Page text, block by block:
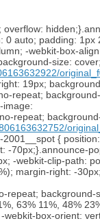
auto; padding:
-webkit-box-
size:
19px;
repeat;
image:
repeat;
{
70px;}.announce-
webkit-clip-path:
margin-right: -
{ width: 174px; height: 90px; top: 21px; left: -55px; -webkit-clip-path: polygon(0% 0%, 19% 0%, 41% 59%, 45% 34%, 62% 100%, 100% 100%, 100% 0%); clip-path: polygon(0% 0%, 19% 0%, 41% 59%, 45% 34%, 62% 100%, 100% 100%, 100% 0%); } .announce-pop-2001._sticked .announce-pop-2001__spot._sinusoid { display: none; } .announce-pop-2001._sticked .announce-pop-2001__spot._sticky-center { display: block; width: 501px; height: 170px; left: -67px; bottom: 11px; } .announce-pop-2001._sticked .announce-pop-2001__spot._center { display: none; } .announce-pop-2001._sticked .announce-pop-2001__spot._right { bottom: 18px; right: -83px; } .announce-pop-2001._sticked .announce-pop-2001__spot._left { bottom: 2px; left: -55px; } .announce-pop-2001._sticked .announce-pop-2001__link { position: static; margin: 0; padding: 2px 20px 28px 120px; -webkit-box-orient: horizontal; -webkit-box-direction: normal; flex-direction: row; height: 90px; } .announce-pop-2001._sticked .announce-pop-2001__content { margin-top: 0; padding: 0; -webkit-box-orient: horizontal; -webkit-box-direction: normal; flex-direction: row; height: auto; } .announce-pop-2001._sticked .announce-pop-2001__logo { display: none; } .announce-pop-2001._sticked .announce-pop-2001__title { padding-right: 10px; text-align: left; font-size: 16px; line-height: 22px; } .announce-pop-2001._sticked .announce-pop-2001__spray { width: 100px; height: 117px; top: -31px; left: 288px; -webkit-clip-path: none; clip-path: none; } .announce-pop-2001._sticked .announce-pop-2001__sinusoid { display: none; } .announce-pop-2001._sticked .announce-pop-2001__btn { visibility: hidden; position: absolute; right: -16px; top: 40%; width: 26px; } .announce-pop-2001._sticked .announce-pop-2001__btn:before, .announce-pop-2001._sticked .announce-pop-2001__btn:after { content: ''; display: block; width: 7px; height: 7px; visibility: visible; border-top: 2px solid #cf0ca2; border-right: 2px solid #cf0ca2; -webkit-transform: rotate(45deg); transform: rotate(45deg); padding: 3px; box-sizing: border-box; position: absolute; top: -3px; right: 22px; } .announce-pop-